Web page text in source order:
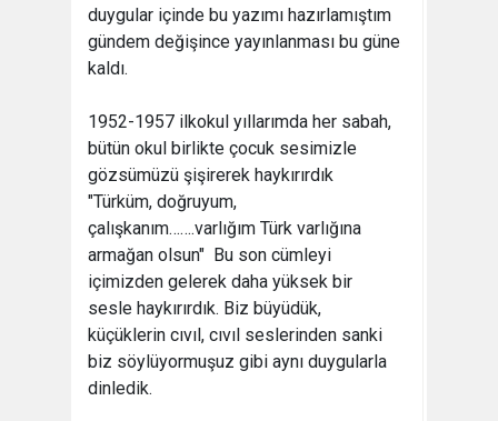
duygular içinde bu yazımı hazırlamıştım
gündem değişince yayınlanması bu güne
kaldı.
1952-1957 ilkokul yıllarımda her sabah,
bütün okul birlikte çocuk sesimizle
gözsümüzü şişirerek haykırırdık
"Türküm, doğruyum,
çalışkanım…….varlığım Türk varlığına
armağan olsun" Bu son cümleyi
içimizden gelerek daha yüksek bir
sesle haykırırdık. Biz büyüdük,
küçüklerin cıvıl, cıvıl seslerinden sanki
biz söylüyormuşuz gibi aynı duygularla
dinledik.